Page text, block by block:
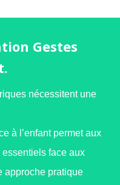
Gestes
nécessitent une
à l’enfant permet aux
face aux
approche pratique